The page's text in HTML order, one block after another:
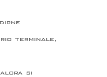
terminale,
si